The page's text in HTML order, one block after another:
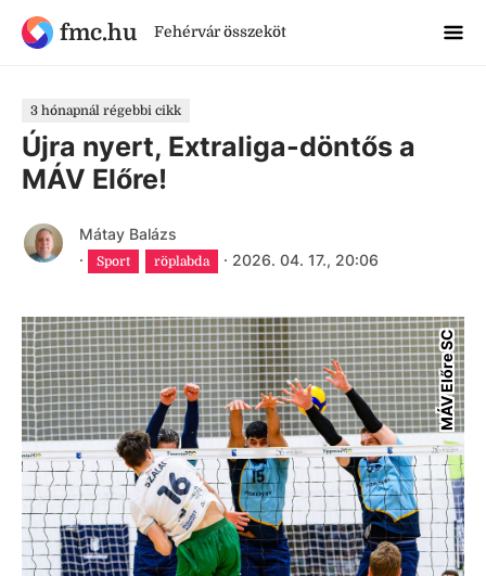
fmc.hu Fehérvár összeköt
3 hónapnál régebbi cikk
Újra nyert, Extraliga-döntős a
MÁV Előre!
Mátay Balázs
·
Sport röplabda · 2026. 04. 17., 20:06
MÁV Előre SC